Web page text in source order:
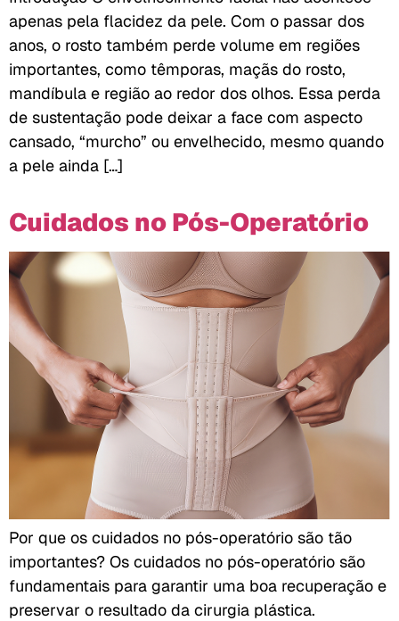
apenas pela flacidez da pele. Com o passar dos
anos, o rosto também perde volume em regiões
importantes, como têmporas, maçãs do rosto,
mandíbula e região ao redor dos olhos. Essa perda
de sustentação pode deixar a face com aspecto
cansado, “murcho” ou envelhecido, mesmo quando
a pele ainda […]
Cuidados no Pós-Operatório
Por que os cuidados no pós-operatório são tão
importantes? Os cuidados no pós-operatório são
fundamentais para garantir uma boa recuperação e
preservar o resultado da cirurgia plástica.